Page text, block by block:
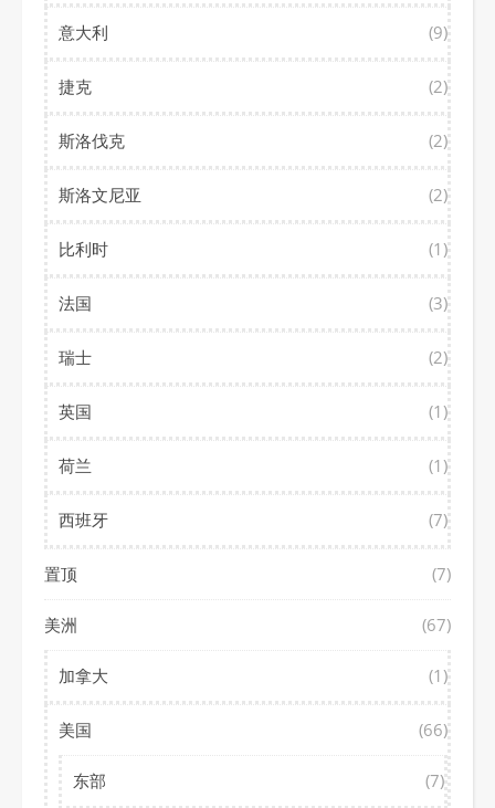
意大利 (9)
捷克 (2)
斯洛伐克 (2)
斯洛文尼亚 (2)
比利时 (1)
法国 (3)
瑞士 (2)
英国 (1)
荷兰 (1)
西班牙 (7)
置顶 (7)
美洲 (67)
加拿大 (1)
美国 (66)
东部 (7)